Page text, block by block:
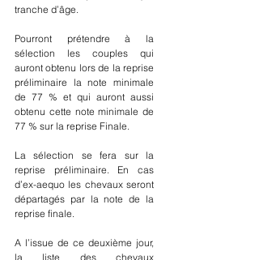
tranche d’âge.
Pourront prétendre à la
sélection les couples qui
auront obtenu lors de la reprise
préliminaire la note minimale
de 77 % et qui auront aussi
obtenu cette note minimale de
77 % sur la reprise Finale.
La sélection se fera sur la
reprise préliminaire. En cas
d’ex-aequo les chevaux seront
départagés par la note de la
reprise finale.
A l’issue de ce deuxième jour,
la liste des chevaux